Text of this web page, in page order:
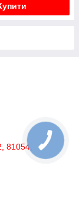
81054,